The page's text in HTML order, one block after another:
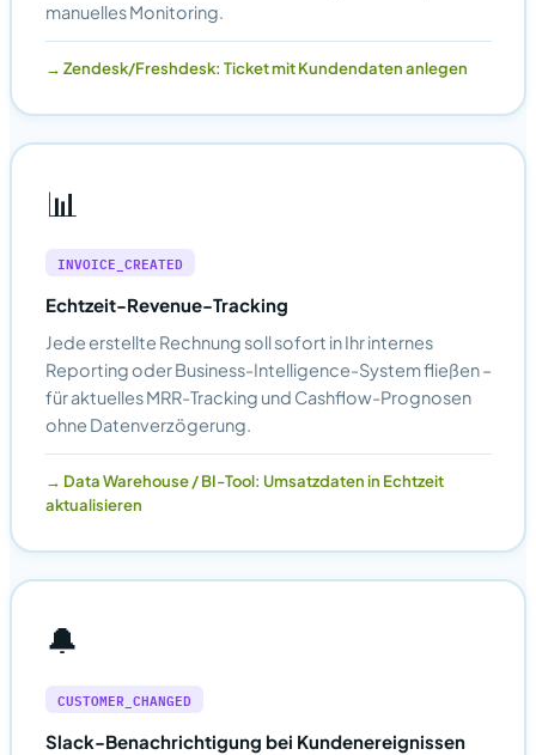
manuelles Monitoring.
Zendesk/Freshdesk: Ticket mit Kundendaten anlegen
📊
INVOICE_CREATED
Echtzeit-Revenue-Tracking
Jede erstellte Rechnung soll sofort in Ihr internes
Reporting oder Business-Intelligence-System fließen –
für aktuelles MRR-Tracking und Cashflow-Prognosen
ohne Datenverzögerung.
Data Warehouse / BI-Tool: Umsatzdaten in Echtzeit
aktualisieren
🔔
CUSTOMER_CHANGED
Slack-Benachrichtigung bei Kundenereignissen